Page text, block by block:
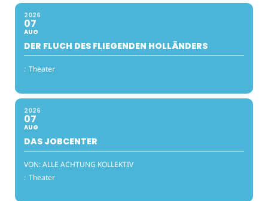
2026
07
AUG
DER FLUCH DES FLIEGENDEN HOLLÄNDERS
: Theater
2026
07
AUG
DAS JOBCENTER
VON: ALLE ACHTUNG KOLLEKTIV
: Theater